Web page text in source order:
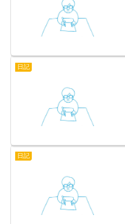
日記
日記